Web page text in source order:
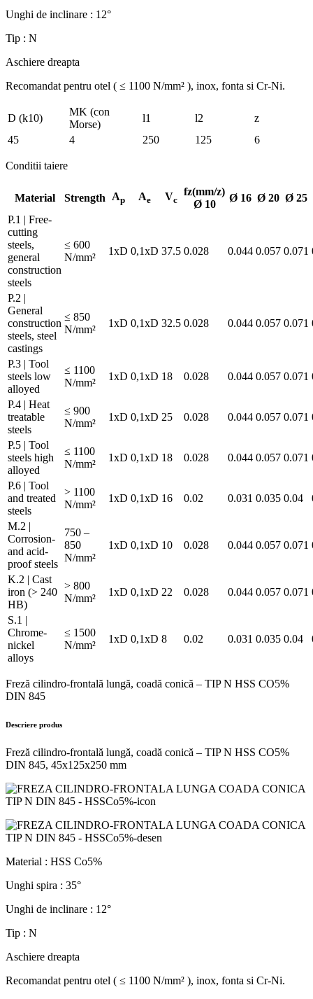
Unghi de inclinare : 12°
Tip : N
Aschiere dreapta
Recomandat pentru otel ( ≤ 1100 N/mm² ), inox, fonta si Cr-Ni.
D (k10)
MK (con
Morse)
l1 l2
z
45
4 250 125 6
Conditii taiere
Material Strength Ap Ae Vc
fz(mm/z)
Ø 10
Ø 16 Ø 20 Ø 25
P.1 | Free-
cutting
steels,
general
construction
steels
≤ 600
N/mm²
1xD 0,1xD 37.5 0.028 0.044 0.057 0.071
P.2 |
General
construction
steels, steel
castings
≤ 850
N/mm²
1xD 0,1xD 32.5 0.028 0.044 0.057 0.071
P.3 | Tool
steels low
alloyed
≤ 1100
N/mm²
1xD 0,1xD 18 0.028 0.044 0.057 0.071
P.4 | Heat
treatable
steels
≤ 900
N/mm²
1xD 0,1xD 25 0.028 0.044 0.057 0.071
P.5 | Tool
steels high
alloyed
≤ 1100
N/mm²
1xD 0,1xD 18 0.028 0.044 0.057 0.071
P.6 | Tool
and treated
steels
> 1100
N/mm²
1xD 0,1xD 16 0.02 0.031 0.035 0.04
M.2 |
Corrosion-
and acid-
proof steels
750 –
850
N/mm²
1xD 0,1xD 10 0.028 0.044 0.057 0.071
K.2 | Cast
iron (> 240
HB)
> 800
N/mm²
1xD 0,1xD 22 0.028 0.044 0.057 0.071
S.1 |
Chrome-
nickel
alloys
≤ 1500
N/mm²
1xD 0,1xD 8 0.02 0.031 0.035 0.04
Freză cilindro-frontală lungă, coadă conică – TIP N HSS CO5%
DIN 845
Descriere produs
Freză cilindro-frontală lungă, coadă conică – TIP N HSS CO5%
DIN 845, 45x125x250 mm
Material : HSS Co5%
Unghi spira : 35°
Unghi de inclinare : 12°
Tip : N
Aschiere dreapta
Recomandat pentru otel ( ≤ 1100 N/mm² ), inox, fonta si Cr-Ni.